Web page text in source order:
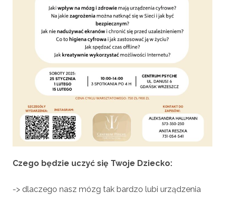
Czego będzie uczyć się Twoje Dziecko:
-> dlaczego nasz mózg tak bardzo lubi urządzenia